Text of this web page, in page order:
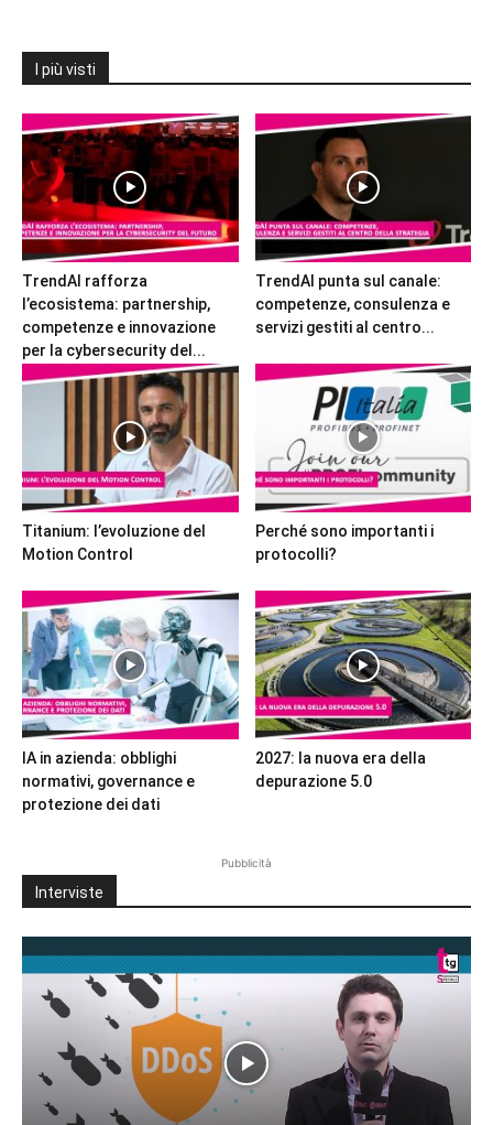
I più visti
TrendAI rafforza
l’ecosistema: partnership,
competenze e innovazione
per la cybersecurity del...
TrendAI punta sul canale:
competenze, consulenza e
servizi gestiti al centro...
Titanium: l’evoluzione del
Motion Control
Perché sono importanti i
protocolli?
IA in azienda: obblighi
normativi, governance e
protezione dei dati
2027: la nuova era della
depurazione 5.0
Pubblicità
Interviste